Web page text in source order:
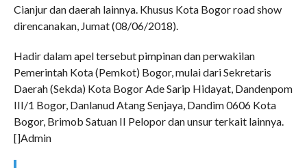
Cianjur dan daerah lainnya. Khusus Kota Bogor road show
direncanakan, Jumat (08/06/2018).
Hadir dalam apel tersebut pimpinan dan perwakilan
Pemerintah Kota (Pemkot) Bogor, mulai dari Sekretaris
Daerah (Sekda) Kota Bogor Ade Sarip Hidayat, Dandenpom
III/1 Bogor, Danlanud Atang Senjaya, Dandim 0606 Kota
Bogor, Brimob Satuan II Pelopor dan unsur terkait lainnya.
[]Admin